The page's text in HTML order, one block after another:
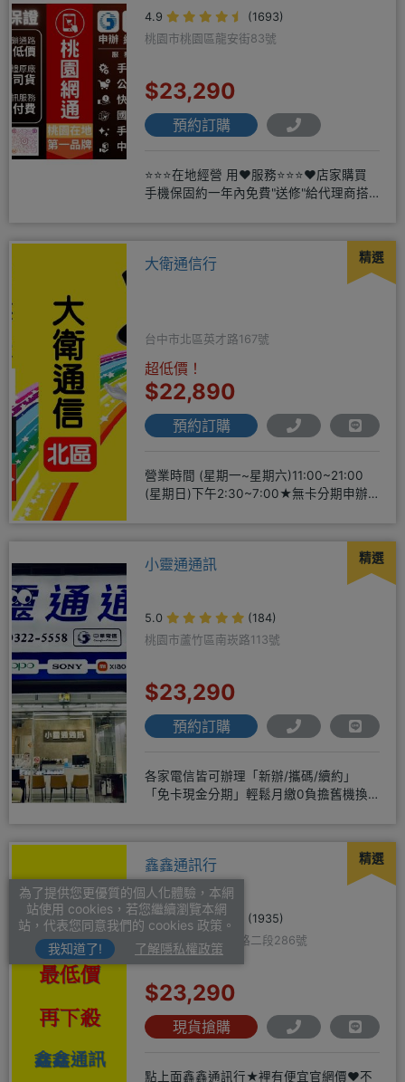
4.9
(1693)
桃園市桃園區龍安街83號
$23,290
預約訂購
⭐⭐⭐在地經營 用❤️服務⭐⭐⭐❤️店家購買
手機保固約一年內免費"送修"給代理商搭
精選
大衛通信行
台中市北區英才路167號
超低價！
$22,890
預約訂購
營業時間 (星期一~星期六)11:00~21:00
(星期日)下午2:30~7:00★無卡分期申辦
精選
小靈通通訊
5.0
(184)
桃園市蘆竹區南崁路113號
$23,290
預約訂購
各家電信皆可辦理「新辦/攜碼/續約」
「免卡現金分期」輕鬆月繳0負擔舊機換
精選
鑫鑫通訊行
4.6
(1935)
高雄市鳳山區青年路二段286號
$23,290
現貨搶購
點上面鑫鑫通訊行★裡有便宜官網價❤️不
為了提供您更優質的個人化體驗，本網
站使用 cookies，若您繼續瀏覽本網
站，代表您同意我們的 cookies 政策。
我知道了!
了解隱私權政策